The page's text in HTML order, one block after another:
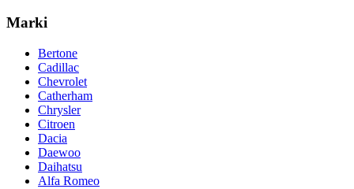
Marki
Bertone
Cadillac
Chevrolet
Catherham
Chrysler
Citroen
Dacia
Daewoo
Daihatsu
Alfa Romeo